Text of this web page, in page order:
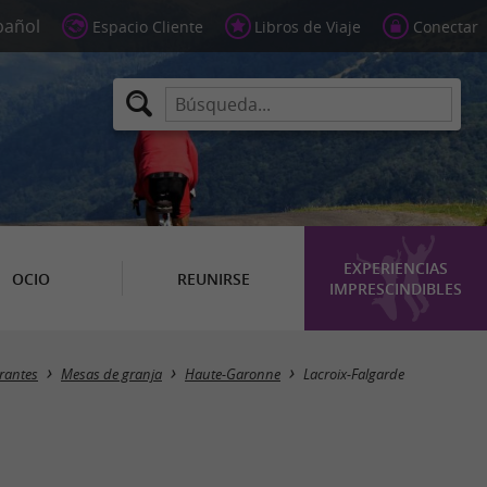
Espacio Cliente Libros de Viaje Conectar
OCIO REUNIRSE
EXPERIENCIAS
IMPRESCINDIBLES
Masquer la carte
Mesas de granja Haute-Garonne Lacroix-Falgarde